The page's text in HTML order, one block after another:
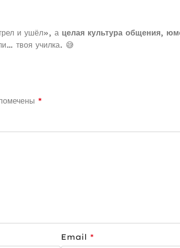
и ушёл», а целая культура общения,
твоя училка. 😅
*
Email *